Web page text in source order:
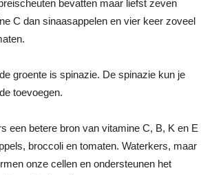
bevatten maar liefst zeven
C dan sinaasappelen en vier keer zoveel
groente is spinazie. De spinazie kun je
toevoegen.
een betere bron van vitamine C, B, K en E
broccoli en tomaten. Waterkers, maar
onze cellen en ondersteunen het